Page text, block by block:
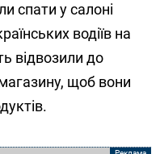
спати у салоні
водіїв на
відвозили до
щоб вони